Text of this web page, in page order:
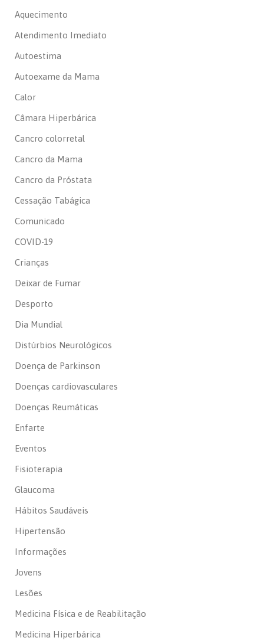
Aquecimento
Atendimento Imediato
Autoestima
Autoexame da Mama
Calor
Câmara Hiperbárica
Cancro colorretal
Cancro da Mama
Cancro da Próstata
Cessação Tabágica
Comunicado
COVID-19
Crianças
Deixar de Fumar
Desporto
Dia Mundial
Distúrbios Neurológicos
Doença de Parkinson
Doenças cardiovasculares
Doenças Reumáticas
Enfarte
Eventos
Fisioterapia
Glaucoma
Hábitos Saudáveis
Hipertensão
Informações
Jovens
Lesões
Medicina Física e de Reabilitação
Medicina Hiperbárica